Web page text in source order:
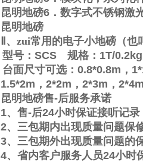
昆明地磅6 ．数字式不锈钢激
昆明地磅
、zui常用的电子小地磅（
型号： SCS 规格： 1T/0.2kg
台面尺寸可选： 0.8*0.8m ，
1.5*2m ， 2*2m ， 2*3m ， 2*4m
昆明地磅售-后服务承诺
1、售-后24小时保证接听记录
2、三包期内出现质量问题保
3、三包期外出现质量问题的
4、省内客户服务人员24小时